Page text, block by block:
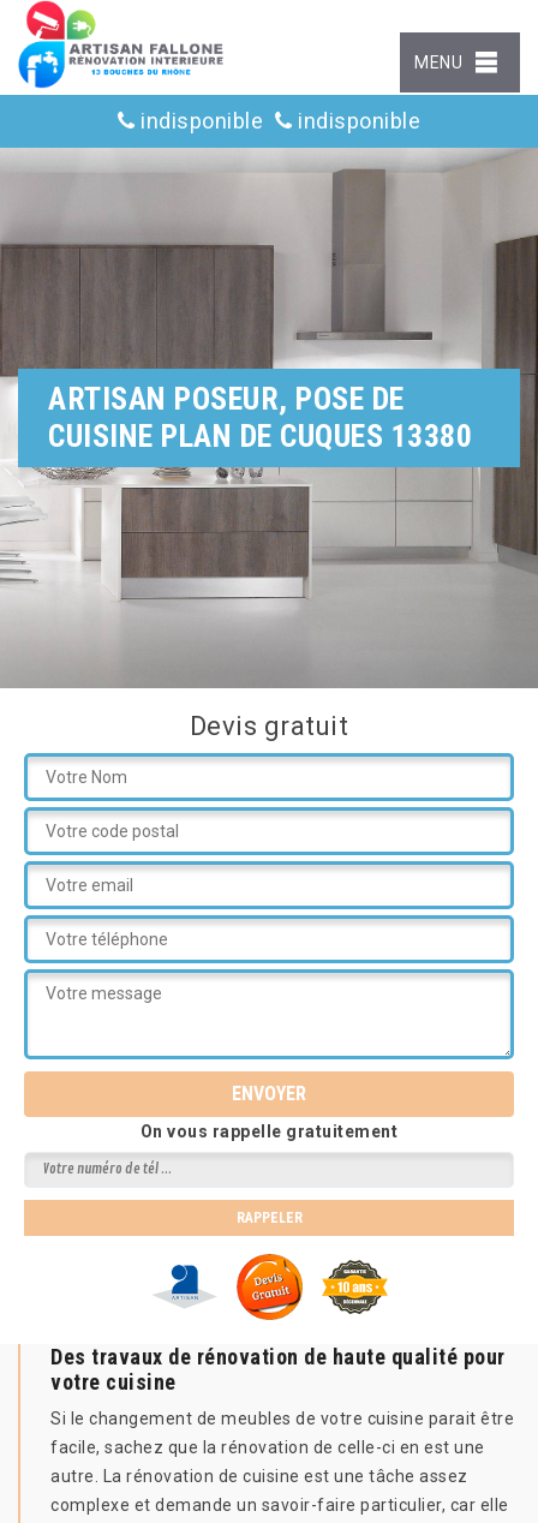
MENU
indisponible indisponible
ARTISAN POSEUR, POSE DE
CUISINE PLAN DE CUQUES 13380
Devis gratuit
On vous rappelle gratuitement
Des travaux de rénovation de haute qualité pour
votre cuisine
Si le changement de meubles de votre cuisine parait être
facile, sachez que la rénovation de celle-ci en est une
autre. La rénovation de cuisine est une tâche assez
complexe et demande un savoir-faire particulier, car elle